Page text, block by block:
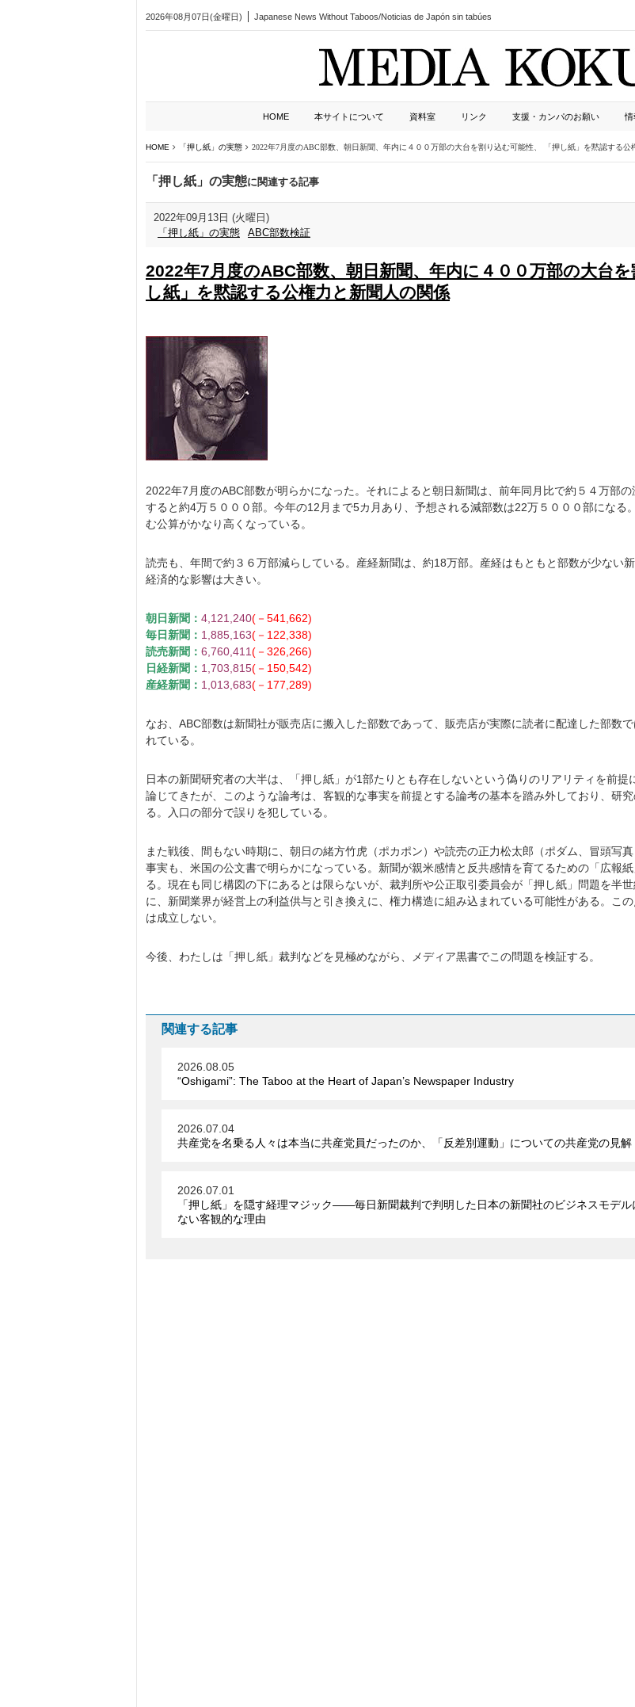
2026年08月07日(金曜日) Japanese News Without Taboos/Noticias de Japón sin tabúes
HOME 本サイトについて 資料室 リンク 支援・カンパのお願い 情
HOME 「押し紙」の実態 2022年7月度のABC部数、朝日新聞、年内に４００万部の大台を割り込む可能性、 「押し紙」を黙認する公
「押し紙」の実態に関連する記事
2022年09月13日 (火曜日)
「押し紙」の実態
ABC部数検証
2022年7月度のABC部数、朝日新聞、年内に４００万部の大台
し紙」を黙認する公権力と新聞人の関係
2022年7月度のABC部数が明らかになった。それによると朝日新聞は、前年同月比で約５４万部
すると約4万５０００部。今年の12月まで5カ月あり、予想される減部数は22万５０００部になる
む公算がかなり高くなっている。
読売も、年間で約３６万部減らしている。産経新聞は、約18万部。産経はもともと部数が少ない
経済的な影響は大きい。
朝日新聞： 4,121,240(－541,662)
毎日新聞： 1,885,163(－122,338)
読売新聞： 6,760,411(－326,266)
日経新聞： 1,703,815(－150,542)
産経新聞： 1,013,683(－177,289)
なお、ABC部数は新聞社が販売店に搬入した部数であって、販売店が実際に読者に配達した部数
れている。
日本の新聞研究者の大半は、「押し紙」が1部たりとも存在しないという偽りのリアリティを前提
論じてきたが、このような論考は、客観的な事実を前提とする論考の基本を踏み外しており、研
る。入口の部分で誤りを犯している。
また戦後、間もない時期に、朝日の緒方竹虎（ポカポン）や読売の正力松太郎（ポダム、冒頭写
事実も、米国の公文書で明らかになっている。新聞が親米感情と反共感情を育てるための「広報
る。現在も同じ構図の下にあるとは限らないが、裁判所や公正取引委員会が「押し紙」問題を半
に、新聞業界が経営上の利益供与と引き換えに、権力構造に組み込まれている可能性がある。こ
は成立しない。
今後、わたしは「押し紙」裁判などを見極めながら、メディア黒書でこの問題を検証する。
関連する記事
2026.08.05
“Oshigami”: The Taboo at the Heart of Japan’s Newspaper Industry
2026.07.04
共産党を名乗る人々は本当に共産党員だったのか、「反差別運動」についての共産党の見解
2026.07.01
「押し紙」を隠す経理マジック――毎日新聞裁判で判明した日本の新聞社のビジネスモデ
ない客観的な理由